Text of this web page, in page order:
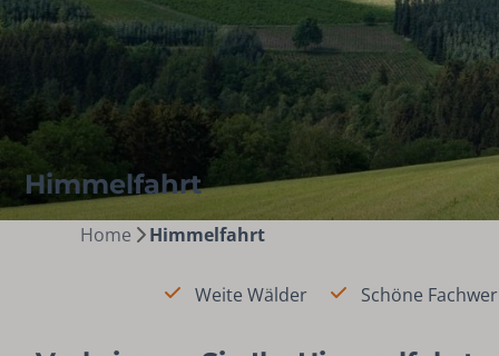
Himmelfahrt
Home Himmelfahrt
Weite Wälder Schöne